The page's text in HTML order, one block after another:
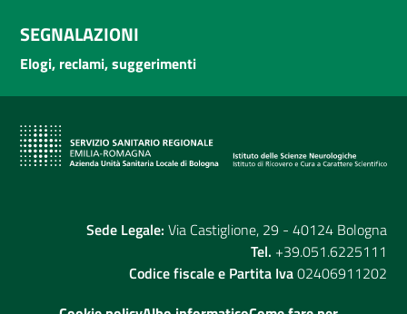
SEGNALAZIONI
Elogi, reclami, suggerimenti
Sede Legale: Via Castiglione, 29 - 40124 Bologna
Tel. +39.051.6225111
Codice fiscale e Partita Iva02406911202